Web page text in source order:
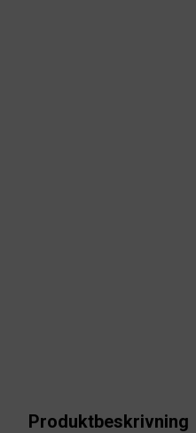
Produktbeskrivning